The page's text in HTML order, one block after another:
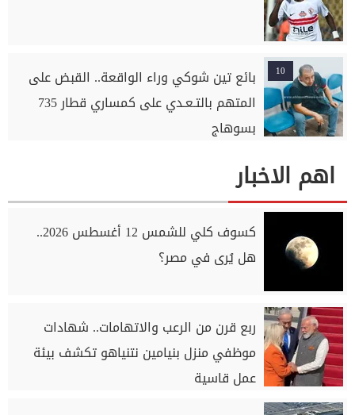
10
بائع تين شوكي وراء الواقعة.. القبض على
المتهم بالتـعـدي على كمساري قطار 735
بسوهاج
اهم الاخبار
كسوف كلي للشمس 12 أغسطس 2026..
هل يُرى في مصر؟
ربع قرن من الرعب والاتهامات.. شهادات
موظفي منزل بنيامين نتنياهو تكشف بيئة
عمل قاسية